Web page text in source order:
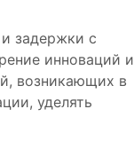
задержки с
инноваций и
возникающих в
уделять